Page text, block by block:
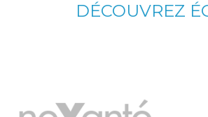
DÉCOUVREZ